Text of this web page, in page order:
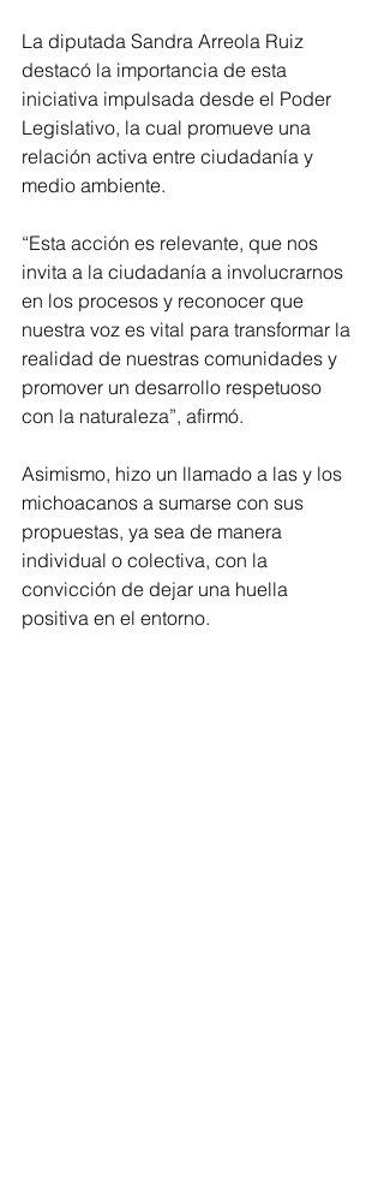
La diputada Sandra Arreola Ruiz
destacó la importancia de esta
iniciativa impulsada desde el Poder
Legislativo, la cual promueve una
relación activa entre ciudadanía y
medio ambiente.
“Esta acción es relevante, que nos
invita a la ciudadanía a involucrarnos
en los procesos y reconocer que
nuestra voz es vital para transformar la
realidad de nuestras comunidades y
promover un desarrollo respetuoso
con la naturaleza”, afirmó.
Asimismo, hizo un llamado a las y los
michoacanos a sumarse con sus
propuestas, ya sea de manera
individual o colectiva, con la
convicción de dejar una huella
positiva en el entorno.